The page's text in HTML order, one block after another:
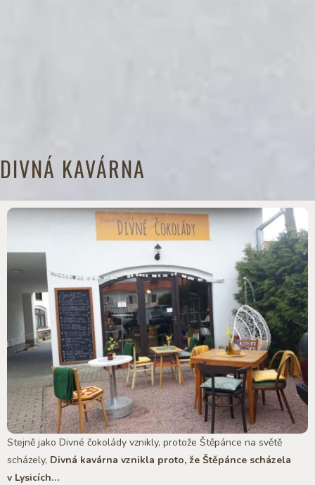
DIVNÁ KAVÁRNA
Stejně jako Divné čokolády vznikly, protože Štěpánce na světě
scházely, Divná kavárna vznikla proto, že Štěpánce scházela
v Lysicích…